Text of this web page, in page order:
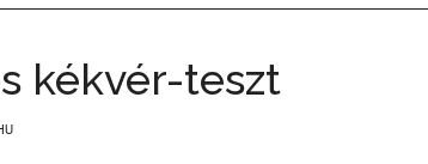
kékvér-teszt